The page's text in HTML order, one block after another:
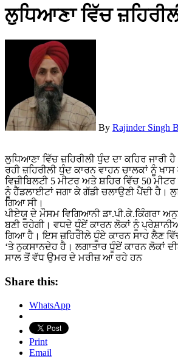
ਲੁਧਿਆਣਾ ਵਿੱਚ
By Rajinder Singh
ਲੁਧਿਆਣਾ ਵਿੱਚ ਜ਼ਹਿਰੀਲੀ ਧੁੰਦ ਦਾ ਕਹਿਰ ਜਾਰੀ ਹੈ। ਧੁੰਦ ਕਾਰਨ ਲੋਕਾਂ ਨੂੰ ਕਾਫੀ ਦਿੱਕਤਾਂ ਦਾ ਸਾਹਮਣਾ ਕਰਨਾ ਪੈ ਰਿਹਾ ਹੈ। ਦਿਨ-ਰਾਤ ਲਗਾਤਾਰ ਪੈ
ਰਹੀ ਜ਼ਹਿਰੀਲੀ ਧੁੰਦ ਕਾਰਨ ਵਾਹਨ ਚਾਲਕਾਂ ਨੂੰ
ਵਿਜ਼ੀਬਿਲਟੀ 5 ਮੀਟਰ ਅਤੇ ਸ਼ਹਿਰ ਵਿੱਚ 50
ਨੂੰ ਹੈੱਡਲਾਈਟਾਂ ਜਗਾ ਕੇ ਗੱਡੀ ਚਲਾਉਣੀ ਪੈਂਦੀ ਹੈ।
ਗਿਆ ਸੀ।
ਪੀਏਯੂ ਦੇ ਮੌਸਮ ਵਿਗਿਆਨੀ ਡਾ.ਪੀ.ਕੇ.ਕਿੰਗਰਾ
ਬਣੀ ਰਹੇਗੀ। ਵਧਦੇ ਧੂੰਏਂ ਕਾਰਨ ਲੋਕਾਂ ਨੂੰ
ਗਿਆ ਹੈ। ਇਸ ਜ਼ਹਿਰੀਲੇ ਧੂੰਏ ਕਾਰਨ ਸਾਹ ਲੈਣ
‘ਤੇ ਨੁਕਸਾਨਦੇਹ ਹੈ। ਲਗਾਤਾਰ ਧੂੰਏਂ ਕਾਰਨ ਲੋਕਾਂ
ਸਾਲ ਤੋਂ ਵੱਧ ਉਮਰ ਦੇ ਮਰੀਜ਼ ਆ ਰਹੇ ਹਨ
Share this:
WhatsApp
Print
Email